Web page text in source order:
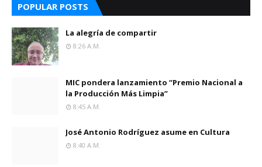
POPULAR POSTS
La alegría de compartir
8:26 A.m.
MIC pondera lanzamiento “Premio Nacional a
la Producción Más Limpia”
8:45 A.m.
José Antonio Rodríguez asume en Cultura
8:40 A.m.